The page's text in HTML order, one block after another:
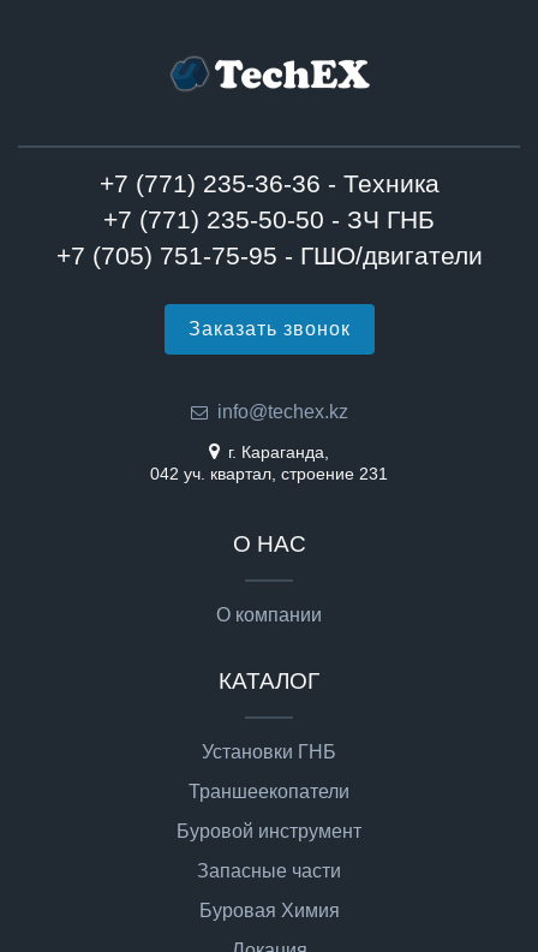
+7 (771) 235-36-36 - Техника
+7 (771) 235-50-50 - ЗЧ ГНБ
+7 (705) 751-75-95 - ГШО/двигатели
Заказать звонок
info@techex.kz
г. Караганда,
042 уч. квартал, строение 231
О НАС
О компании
КАТАЛОГ
Установки ГНБ
Траншеекопатели
Буровой инструмент
Запасные части
Буровая Химия